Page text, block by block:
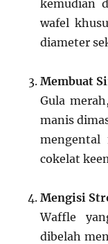
kemudian
wafel
diameter
Membuat
Gula
manis
mengental
cokelat
Mengisi
Waffle
dibelah